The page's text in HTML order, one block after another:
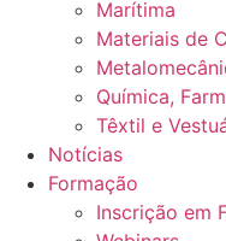
Marítima
Materiais de
Química,
Têxtil e
Notícias
Formação
Inscrição em